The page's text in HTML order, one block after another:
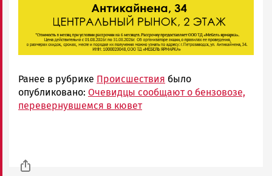
Ранее в рубрике Происшествия было
опубликовано: Очевидцы сообщают о бензовозе,
перевернувшемся в кювет